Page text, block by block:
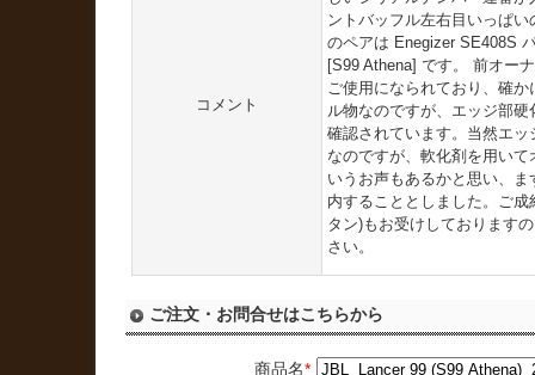
コメント
ントバッフル左右目いっぱ
のペアは Enegizer SE408S
[S99 Athena] です。 前オー
ご使用になられており、確
ル物なのですが、エッジ部
確認されています。当然エ
なのですが、軟化剤を用い
いうお声もあるかと思い、
内することとしました。ご
タン)もお受けしております
さい。
ご注文・お問合せはこちらから
商品名*